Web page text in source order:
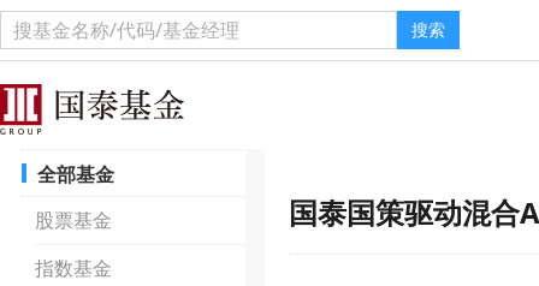
搜索
全部基金
股票基金
指数基金
国泰国策驱动混合A